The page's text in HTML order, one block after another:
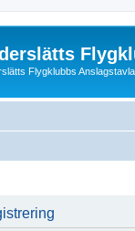
Flygklubbs Anslagstavla